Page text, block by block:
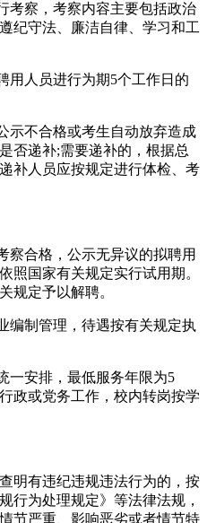
察，考察内容主要包括政治
纪守法、廉洁自律、学习和工
人员进行为期5个工作日的
不合格或考生自动放弃造成
否递补;需要递补的，根据总
补人员应按规定进行体检、考
合格，公示无异议的拟聘用
照国家有关规定实行试用期。
规定予以解聘。
制管理，待遇按有关规定执
安排，最低服务年限为5
政或党务工作，校内转岗按学
有违纪违规违法行为的，按
行为处理规定》等法律法规，
节严重、影响恶劣或者情节特